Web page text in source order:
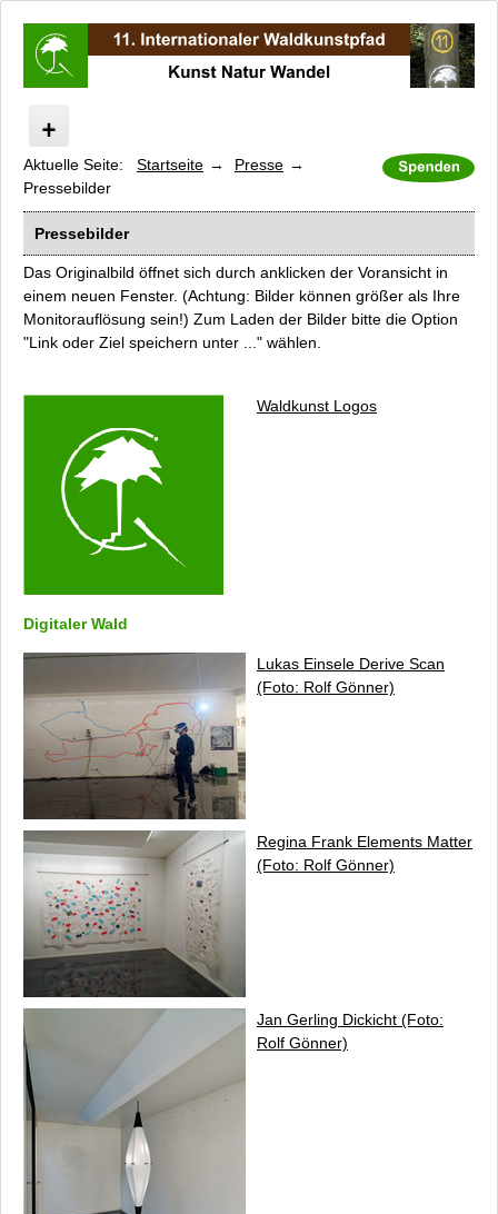
Internationaler Waldkunstpfad
Kunst Natur Wandel
Digitaler Wald
Programm
Künstler
Führungen
Kataloge und Filme
Pressebilder
Pressemitteilungen
Internationaler Waldkunstpfad (Archiv)
Internationales Waldkunst Zentrum
Anfahrt
Impressum
Aktuelle Seite: Startseite
Presse
Pressebilder
Pressebilder
Das Originalbild öffnet sich durch anklicken der Voransicht in
einem neuen Fenster. (Achtung: Bilder können größer als Ihre
Monitorauflösung sein!) Zum Laden der Bilder bitte die Option
"Link oder Ziel speichern unter ..." wählen.
Waldkunst Logos
Digitaler Wald
Lukas Einsele Derive Scan
(Foto: Rolf Gönner)
Regina Frank Elements Matter
(Foto: Rolf Gönner)
Jan Gerling Dickicht (Foto:
Rolf Gönner)